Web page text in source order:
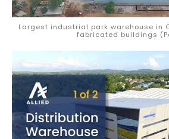
Largest industrial park warehouse in
fabricated buildings